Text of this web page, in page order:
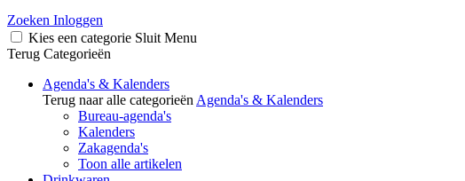
Zoeken Inloggen
Kies een categorie Sluit Menu
Terug Categorieën
Agenda's & Kalenders
Terug naar alle categorieën Agenda's & Kalenders
Bureau-agenda's
Kalenders
Zakagenda's
Toon alle artikelen